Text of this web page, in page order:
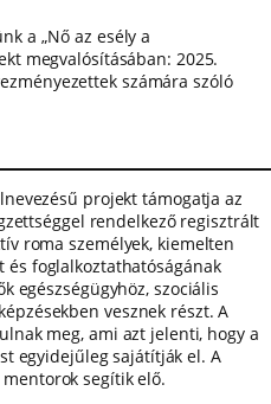
a „Nő az esély a
megvalósításában: 2025.
számára szóló
projekt támogatja az
rendelkező regisztrált
roma személyek, kiemelten
foglalkoztathatóságának
egészségügyhöz, szociális
vesznek részt. A
meg, ami azt jelenti, hogy a
egyidejűleg sajátítják el. A
segítik elő.